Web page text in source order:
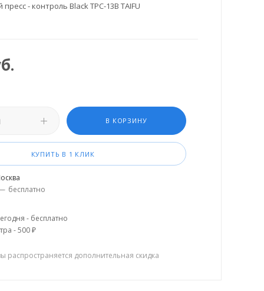
- контроль Black TPC-13B TAIFU
В КОРЗИНУ
КУПИТЬ В 1 КЛИК
бесплатно
- бесплатно
- 500 ₽
распространяется дополнительная скидка